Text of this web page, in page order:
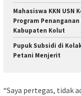
Mahasiswa KKN USN
Program
Kabupaten Kolut
Pupuk Subsidi di
Petani Menjerit
“Saya pertegas, tidak